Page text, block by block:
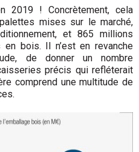
2019 ! Concrètement, cela
mises sur le marché,
et 865 millions
en bois. Il n’est en revanche
de donner un nombre
précis qui refléterait
comprend une multitude de